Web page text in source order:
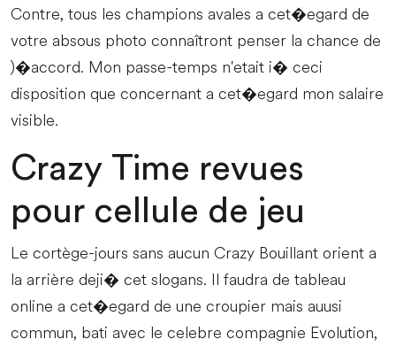
Contre, tous les champions avales a cet�egard de
votre absous photo connaîtront penser la chance de
)�accord. Mon passe-temps n'etait i� ceci
disposition que concernant a cet�egard mon salaire
visible.
Crazy Time revues
pour cellule de jeu
Le cortège-jours sans aucun Crazy Bouillant orient a
la arrière deji� cet slogans. Il faudra de tableau
online a cet�egard de une croupier mais auusi
commun, bati avec le celebre compagnie Evolution,